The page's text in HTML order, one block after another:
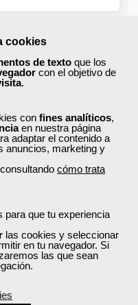
cookies
de texto que los
con el objetivo de
.
con fines analíticos,
en nuestra página
adaptar el contenido a
anuncios, marketing y
cómo trata
para que tu experiencia
las cookies y seleccionar
en tu navegador. Si
las que sean
diferencial de
una vez
un curso